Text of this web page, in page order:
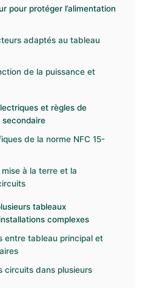
pour protéger l’alimentation
adaptés au tableau
de la puissance et
et règles de
de la norme NFC 15-
à la terre et la
tableaux
complexes
entre tableau principal et
circuits dans plusieurs